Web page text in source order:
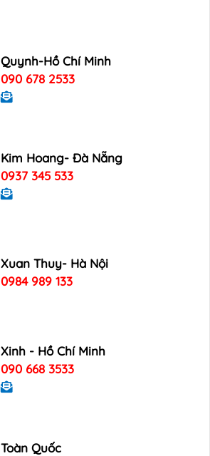
Quynh-Hồ Chí Minh
090 678 2533
Kim Hoang- Đà Nẵng
0937 345 533
Xuan Thuy- Hà Nội
0984 989 133
Xinh - Hồ Chí Minh
090 668 3533
Toàn Quốc